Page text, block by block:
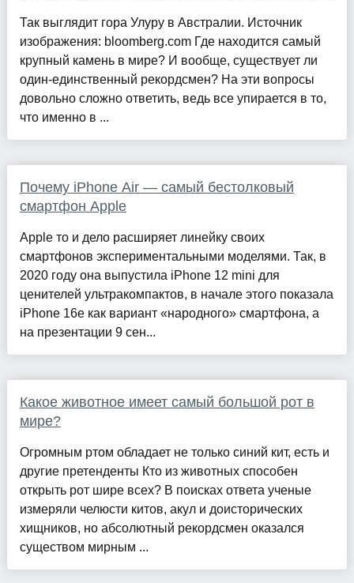
Так выглядит гора Улуру в Австралии. Источник
изображения: bloomberg.com Где находится самый
крупный камень в мире? И вообще, существует ли
один-единственный рекордсмен? На эти вопросы
довольно сложно ответить, ведь все упирается в то,
что именно в ...
Почему iPhone Air — самый бестолковый
смартфон Apple
Apple то и дело расширяет линейку своих
смартфонов экспериментальными моделями. Так, в
2020 году она выпустила iPhone 12 mini для
ценителей ультракомпактов, в начале этого показала
iPhone 16e как вариант «народного» смартфона, а
на презентации 9 сен...
Какое животное имеет самый большой рот в
мире?
Огромным ртом обладает не только синий кит, есть и
другие претенденты Кто из животных способен
открыть рот шире всех? В поисках ответа ученые
измеряли челюсти китов, акул и доисторических
хищников, но абсолютный рекордсмен оказался
существом мирным ...